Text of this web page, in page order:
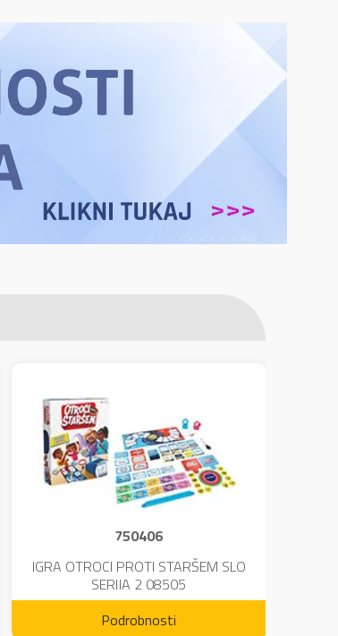
750406
IGRA OTROCI PROTI STARŠEM SLO
SERIJA 2 08505
Podrobnosti